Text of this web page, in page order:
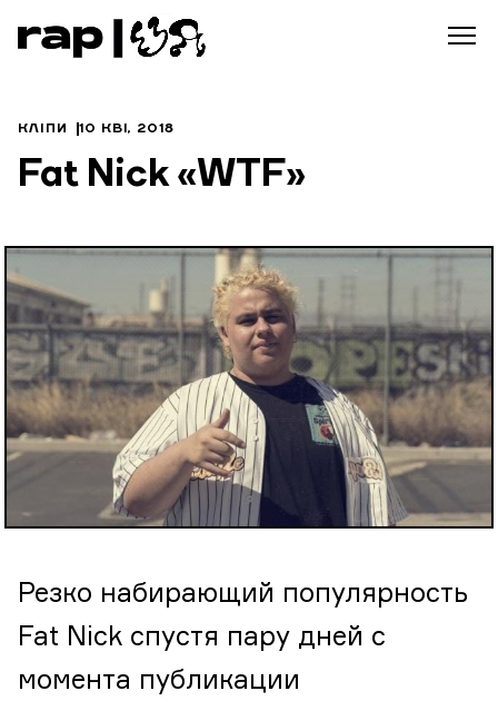
КЛІПИ 10 КВІ, 2018
Fat Nick «WTF»
Резко набирающий популярность
Fat Nick спустя пару дней с
момента публикации